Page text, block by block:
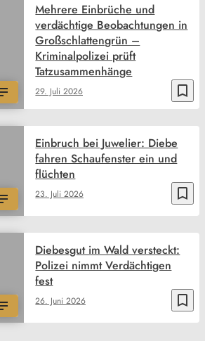
bookmark_border
29. Juli 2026
Mehrere Einbrüche und
verdächtige Beobachtungen in
Großschlattengrün –
Kriminalpolizei prüft
Tatzusammenhänge
bookmark_border
23. Juli 2026
Einbruch bei Juwelier: Diebe
fahren Schaufenster ein und
flüchten
bookmark_border
26. Juni 2026
Diebesgut im Wald versteckt:
Polizei nimmt Verdächtigen
fest